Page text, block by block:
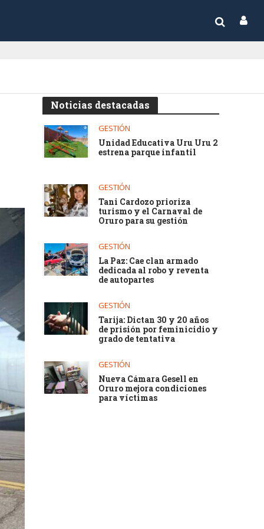
Noticias destacadas
GESTIÓN
Unidad Educativa Uru Uru 2
estrena parque infantil
GESTIÓN
Tani Cardozo prioriza
turismo y el Carnaval de
Oruro para su gestión
GESTIÓN
La Paz: Cae clan armado
dedicada al robo y reventa
de autopartes
GESTIÓN
Tarija: Dictan 30 y 20 años
de prisión por feminicidio y
grado de tentativa
GESTIÓN
Nueva Cámara Gesell en
Oruro mejora condiciones
para víctimas